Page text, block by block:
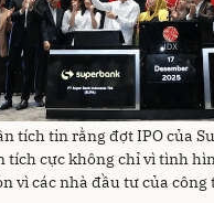
tích tin rằng đợt IPO của
tích cực không chỉ vì tình
vì các nhà đầu tư của